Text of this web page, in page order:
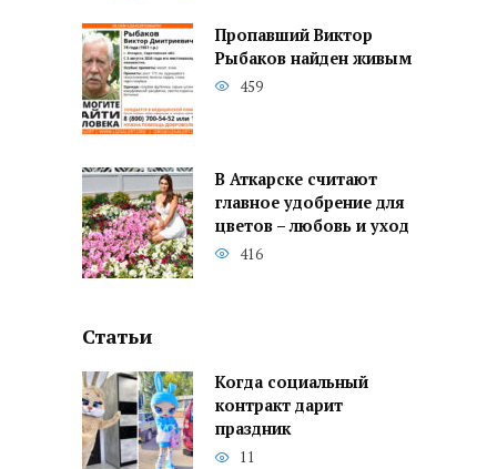
Пропавший Виктор
Рыбаков найден живым
459
В Аткарске считают
главное удобрение для
цветов – любовь и уход
416
Статьи
Когда социальный
контракт дарит
праздник
11